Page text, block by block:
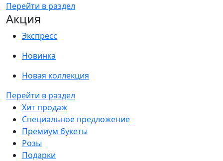
Перейти в раздел
Акция
Экспресс
Новинка
Новая коллекция
Перейти в раздел
Хит продаж
Специальное предложение
Премиум букеты
Розы
Подарки